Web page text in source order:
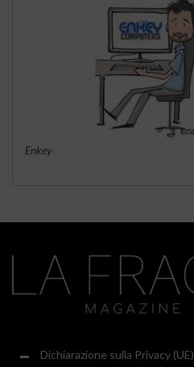
Enkey
Dichiarazione sulla Privacy (UE)